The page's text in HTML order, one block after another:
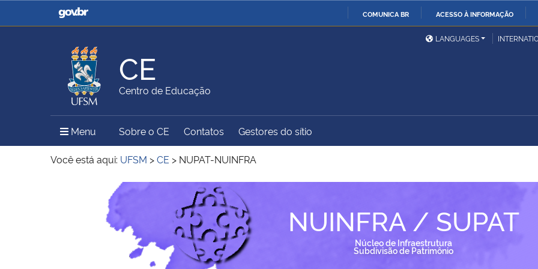
COMUNICA BR ACESSO À INFORMAÇÃO
Casa Civil
Ministério da Justiça e
Ministério da Defesa
Ministério das Relações
Exteriores
Ministério da Agricultura,
Pecuária e Abastecimento
Ministério do Meio Ambiente Ministério do Turismo
Ministério do
Secretaria de Governo
Gabinete de Segurança
Institucional
LANGUAGES
CE
Centro de Educação
Menu Menu Principal do Sítio
Sobre o CE Contatos Gestores do sítio
Você está aqui: UFSM >CE > NUPAT-NUINFRA
Início do conteúdo
NUINFRA / SUPAT
Núcleo de Infraestrutura
Subdivisão de Patrimônio